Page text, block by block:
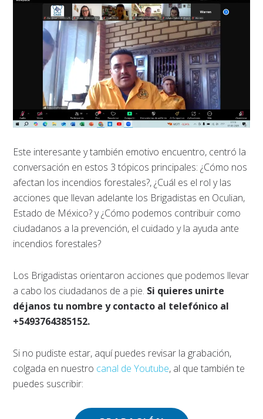
Este interesante y también emotivo encuentro, centró la
conversación en estos 3 tópicos principales: ¿Cómo nos
afectan los incendios forestales?, ¿Cuál es el rol y las
acciones que llevan adelante los Brigadistas en Oculian,
Estado de México? y ¿Cómo podemos contribuir como
ciudadanos a la prevención, el cuidado y la ayuda ante
incendios forestales?
Los Brigadistas orientaron acciones que podemos llevar
a cabo los ciudadanos de a pie. Si quieres unirte
déjanos tu nombre y contacto al telefónico al
+5493764385152.
Si no pudiste estar, aquí puedes revisar la grabación,
colgada en nuestro canal de Youtube, al que también te
puedes suscribir: